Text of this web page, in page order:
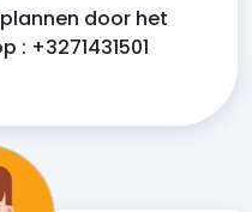
door het
: +3271431501